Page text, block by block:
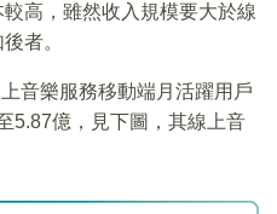
高，雖然收入規模要大於線
者。
音樂服務移動端月活躍用戶
5.87億，見下圖，其線上音